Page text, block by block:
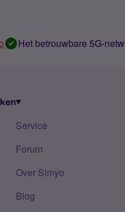
Het betrouwbare 5G-
Service
Forum
Over Simyo
Blog